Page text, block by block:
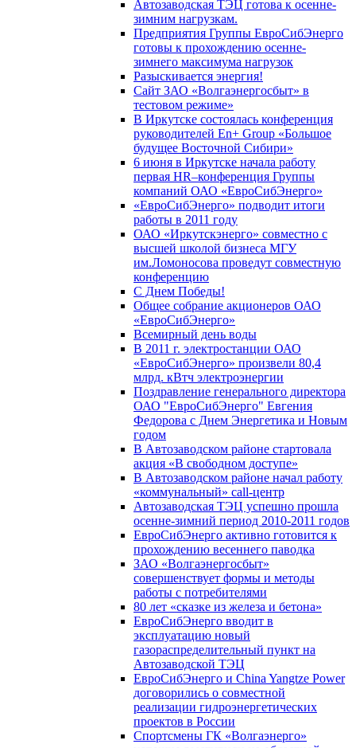
Автозаводская ТЭЦ готова к осенне-
зимним нагрузкам.
Предприятия Группы ЕвроСибЭнерго
готовы к прохождению осенне-
зимнего максимума нагрузок
Разыскивается энергия!
Сайт ЗАО «Волгаэнергосбыт» в
тестовом режиме»
В Иркутске состоялась конференция
руководителей En+ Group «Большое
будущее Восточной Сибири»
6 июня в Иркутске начала работу
первая HR–конференция Группы
компаний ОАО «ЕвроСибЭнерго»
«ЕвроСибЭнерго» подводит итоги
работы в 2011 году
ОАО «Иркутскэнерго» совместно с
высшей школой бизнеса МГУ
им.Ломоносова проведут совместную
конференцию
С Днем Победы!
Общее собрание акционеров ОАО
«ЕвроСибЭнерго»
Всемирный день воды
В 2011 г. электростанции ОАО
«ЕвроСибЭнерго» произвели 80,4
млрд. кВтч электроэнергии
Поздравление генерального директора
ОАО "ЕвроСибЭнерго" Евгения
Федорова с Днем Энергетика и Новым
годом
В Автозаводском районе стартовала
акция «В свободном доступе»
В Автозаводском районе начал работу
«коммунальный» call-центр
Автозаводская ТЭЦ успешно прошла
осенне-зимний период 2010-2011 годов
ЕвроСибЭнерго активно готовится к
прохождению весеннего паводка
ЗАО «Волгаэнергосбыт»
совершенствует формы и методы
работы с потребителями
80 лет «сказке из железа и бетона»
ЕвроСибЭнерго вводит в
эксплуатацию новый
газораспределительный пункт на
Автозаводской ТЭЦ
ЕвроСибЭнерго и China Yangtze Power
договорились о совместной
реализации гидроэнергетических
проектов в России
Спортсмены ГК «Волгаэнерго»